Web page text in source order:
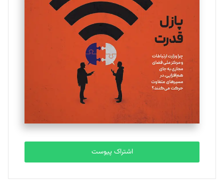
یسنا امان‌پور
تحریریه
ملینا جعفری
تحریریه
مصطفی مسجدی آرانی
تحریریه
بابک نقاش
تحریریه
اشتراک پیوست